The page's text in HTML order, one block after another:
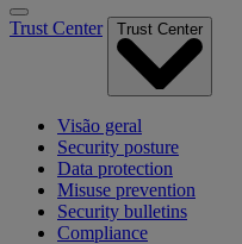
Trust Center Trust Center
Visão geral
Security posture
Data protection
Misuse prevention
Security bulletins
Compliance